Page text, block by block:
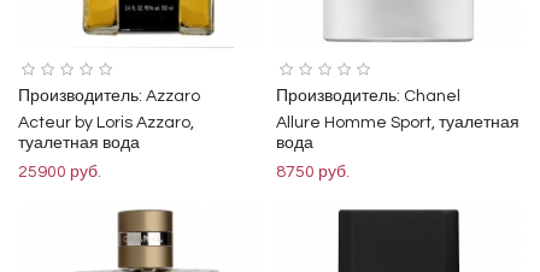
Производитель: Azzaro
Acteur by Loris Azzaro,
туалетная вода
25900 руб.
Производитель: Chanel
Allure Homme Sport, туалетная
вода
8750 руб.